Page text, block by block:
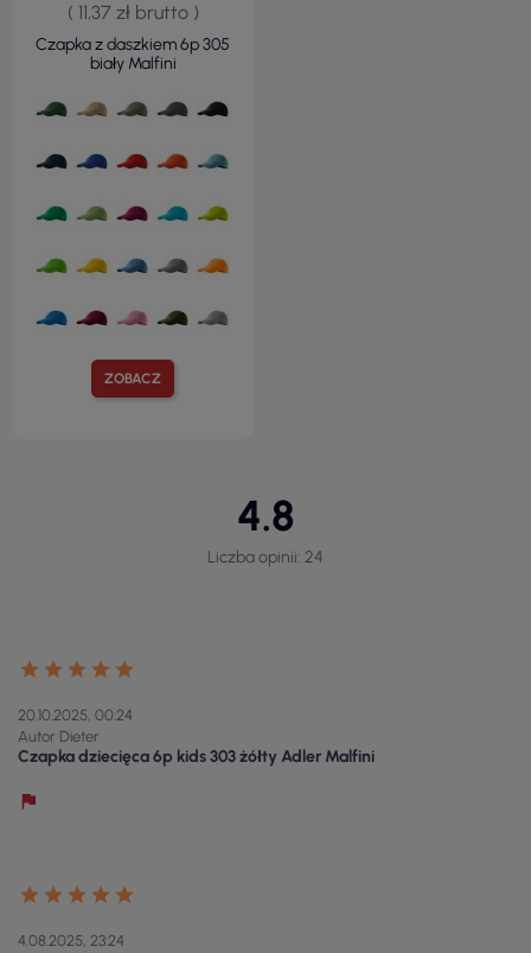
ZOBACZ
( 11,37 zł brutto )
Czapka z daszkiem 6p 305
biały Malfini
4.8
Liczba opinii: 24
20.10.2025, 00:24
Autor Dieter
Czapka dziecięca 6p kids 303 żółty Adler Malfini
4.08.2025, 23:24